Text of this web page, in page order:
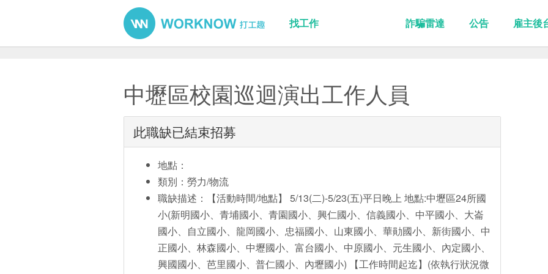
找工作 詐騙雷達 公告 雇主後
中壢區校園巡迴演出工作人員
此職缺已結束招募
地點：
類別：勞力/物流
職缺描述：【活動時間/地點】 5/13(二)-5/23(五)平日晚上 地點:中壢區24所國
小(新明國小、青埔國小、青園國小、興仁國小、信義國小、中平國小、大崙
國小、自立國小、龍岡國小、忠福國小、山東國小、華勛國小、新街國小、中
正國小、林森國小、中壢國小、富台國小、中原國小、元生國小、內定國小、
興國國小、芭里國小、普仁國小、內壢國小) 【工作時間起迄】(依執行狀況微